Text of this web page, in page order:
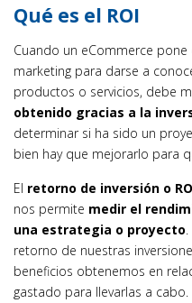
Qué es el ROI
Cuando un eCommerce
marketing para darse a
productos o servicios, debe
obtenido gracias a la
determinar si ha sido un
bien hay que mejorarlo para
El retorno de inversión o
nos permite medir el
una estrategia o proyecto
retorno de nuestras
beneficios obtenemos en
gastado para llevarlas a